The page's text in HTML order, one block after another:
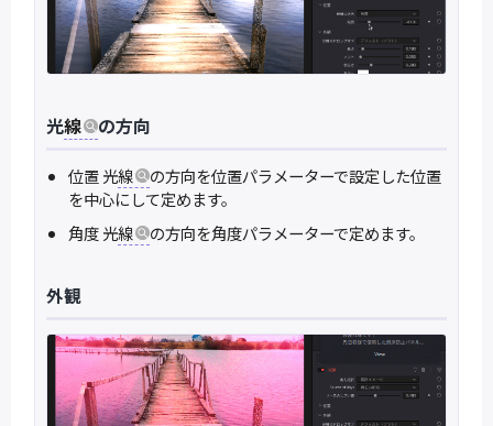
光線 の方向
位置 光線
の方向を位置パラメーターで設定した位置
を中心にして定めます。
角度 光線 の方向を角度パラメーターで定めます。
外観